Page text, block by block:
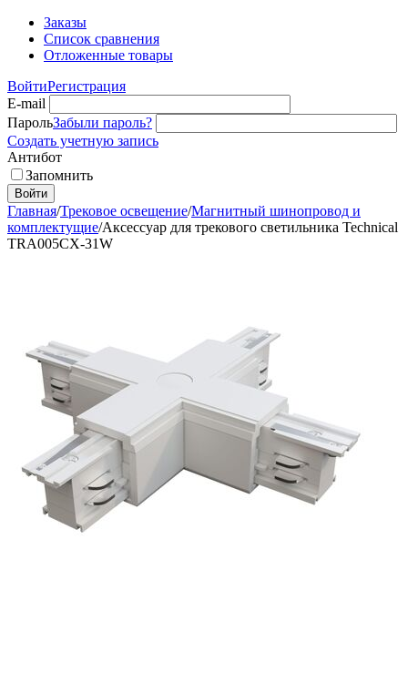
Заказы
Список сравнения
Отложенные товары
ВойтиРегистрация
E-mail
ПарольЗабыли пароль?
Создать учетную запись
Антибот
Запомнить
Войти
Главная/Трековое освещение/Магнитный шинопровод и
комплектущие/Аксессуар для трекового светильника Technical
TRA005CX-31W